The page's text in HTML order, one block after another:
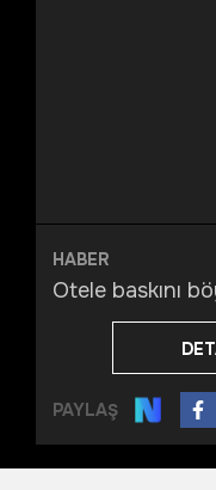
HABER
Otele baskını
PAYLAŞ